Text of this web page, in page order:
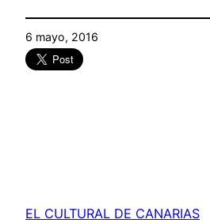
6 mayo, 2016
EL CULTURAL DE CANARIAS